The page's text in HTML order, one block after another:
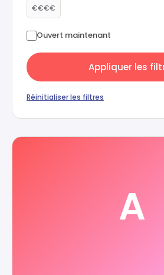
€€€€
Ouvert maintenant
Appliquer les
Réinitialiser les filtres
A